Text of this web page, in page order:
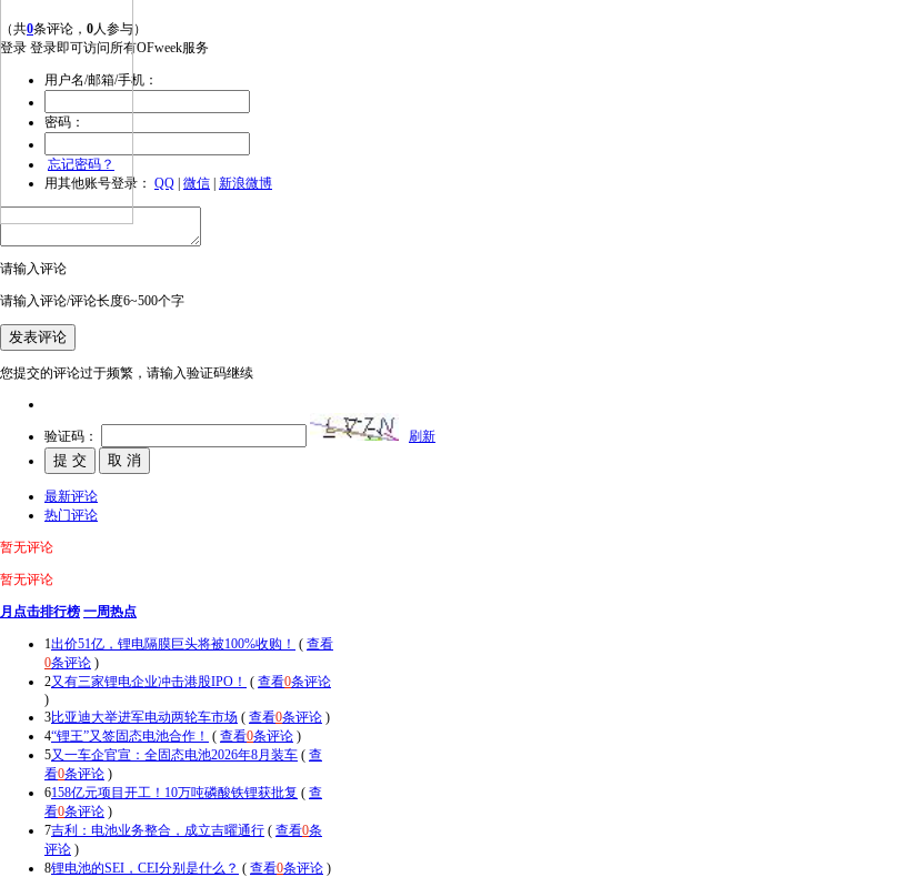
（共0条评论， 0人参与）
登录 登录即可访问所有OFweek服务
用户名/邮箱/手机：
密码：
忘记密码？
用其他账号登录： QQ 微信 新浪微博
请输入评论
请输入评论/评论长度6~500个字
您提交的评论过于频繁，请输入验证码继续
验证码： 刷新
最新评论
热门评论
暂无评论
暂无评论
月点击排行榜 一周热点
1出价51亿，锂电隔膜巨头将被100%收购！ ( 查看
0条评论 )
2又有三家锂电企业冲击港股IPO！ ( 查看0条评论
)
3比亚迪大举进军电动两轮车市场 ( 查看0条评论 )
4“锂王”又签固态电池合作！ ( 查看0条评论 )
5又一车企官宣：全固态电池2026年8月装车 ( 查
看0条评论 )
6158亿元项目开工！10万吨磷酸铁锂获批复 ( 查
看0条评论 )
7吉利：电池业务整合，成立吉曜通行 ( 查看0条
评论 )
8锂电池的SEI，CEI分别是什么？ ( 查看0条评论 )